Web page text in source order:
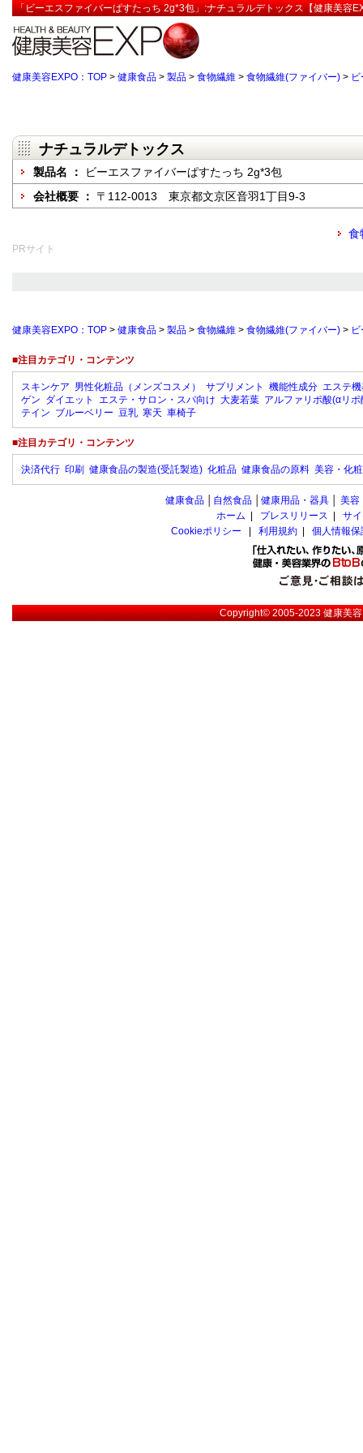
「ビーエスファイバーぱすたっち 2g*3包」:ナチュラルデトックス【健康美容
健康美容EXPO：TOP > 健康食品 > 製品 > 食物繊維 > 食物繊維(ファイバー) >
ナチュラルデトックス
製品名 ：
ビーエスファイバーぱすたっち 2g*3包
会社概要 ： 〒112-0013 東京都文京区音羽1丁目9-3
食
PRサイト
健康美容EXPO：TOP > 健康食品 > 製品 > 食物繊維 > 食物繊維(ファイバー) >
■注目カテゴリ・コンテンツ
スキンケア 男性化粧品（メンズコスメ） サプリメント 機能性成分 エステ
ゲン ダイエット エステ・サロン・スパ向け 大麦若葉 アルファリポ酸(αリポ
テイン ブルーベリー 豆乳 寒天 車椅子
■注目カテゴリ・コンテンツ
決済代行 印刷 健康食品の製造(受託製造) 化粧品 健康食品の原料 美容・化
健康食品 自然食品 健康用品・器具 美容
ホーム
プレスリリース
サ
Cookieポリシー
利用規約 個人情報
Copyright© 2005-2023健康美